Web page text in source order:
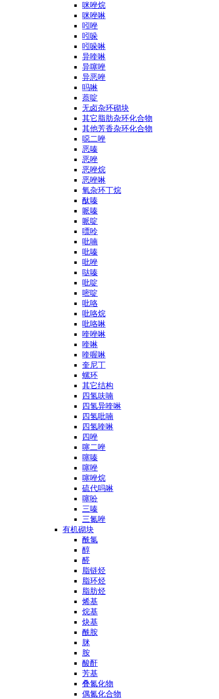
咪唑烷
咪唑啉
吲唑
吲哚
吲哚啉
异喹啉
异噻唑
异恶唑
吗啉
萘啶
无卤杂环砌块
其它脂肪杂环化合物
其他芳香杂环化合物
噁二唑
恶嗪
恶唑
恶唑烷
恶唑啉
氧杂环丁烷
酞嗪
哌嗪
哌啶
嘌呤
吡喃
吡嗪
吡唑
哒嗪
吡啶
嘧啶
吡咯
吡咯烷
吡咯啉
喹唑啉
喹啉
喹喔啉
奎尼丁
螺环
其它结构
四氢呋喃
四氢异喹啉
四氢吡喃
四氢喹啉
四唑
噻二唑
噻嗪
噻唑
噻唑烷
硫代吗啉
噻吩
三嗪
三氮唑
有机砌块
酰氯
醇
醛
脂链烃
脂环烃
脂肪烃
烯基
烷基
炔基
酰胺
脒
胺
酸酐
芳基
叠氮化物
偶氮化合物